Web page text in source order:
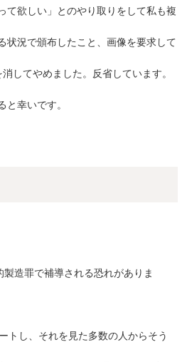
て欲しい」とのやり取りをして私も複
状況で頒布したこと、画像を要求して
してやめました。反省しています。
幸いです。
造罪で補導される恐れがありま
トし、それを見た多数の人からそう